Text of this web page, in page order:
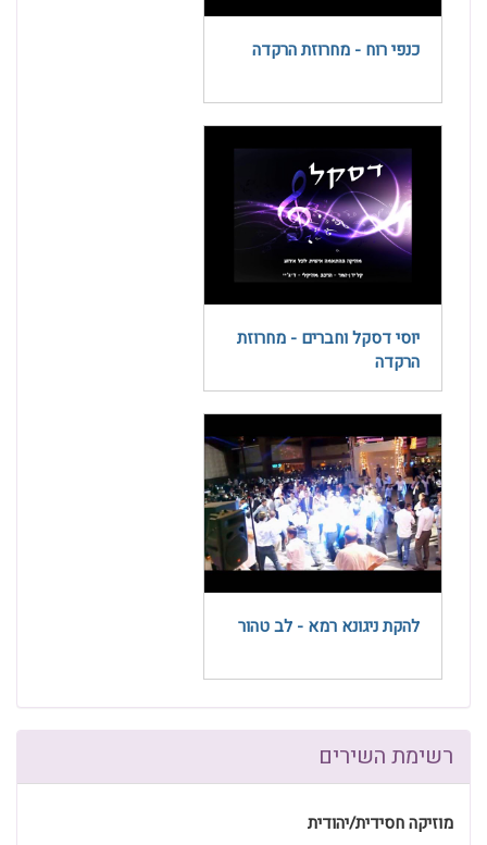
כנפי רוח - מחרוזת הרקדה
יוסי דסקל וחברים - מחרוזת
הרקדה
להקת ניגונא רמא - לב טהור
רשימת השירים
מוזיקה חסידית/יהודית